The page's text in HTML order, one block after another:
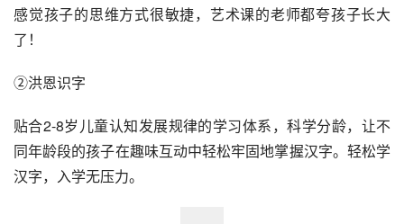
感觉孩子的思维方式很敏捷，艺术课的老师都夸孩子长大
了！
②洪恩识字
贴合2-8岁儿童认知发展规律的学习体系，科学分龄，让不
同年龄段的孩子在趣味互动中轻松牢固地掌握汉字。轻松学
汉字，入学无压力。